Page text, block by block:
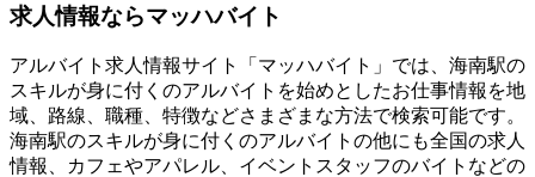
求人情報ならマッハバイト
アルバイト求人情報サイト「マッハバイト」では、海南駅の
スキルが身に付くのアルバイトを始めとしたお仕事情報を地
域、路線、職種、特徴などさまざまな方法で検索可能です。
海南駅のスキルが身に付くのアルバイトの他にも全国の求人
情報、カフェやアパレル、イベントスタッフのバイトなどの